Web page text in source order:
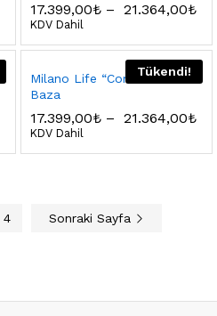
17.399,00₺– 21.364,00₺
KDV Dahil
Tükendi!
Milano Life “Comfort Line”
Baza
17.399,00₺– 21.364,00₺
KDV Dahil
4 Sonraki Sayfa